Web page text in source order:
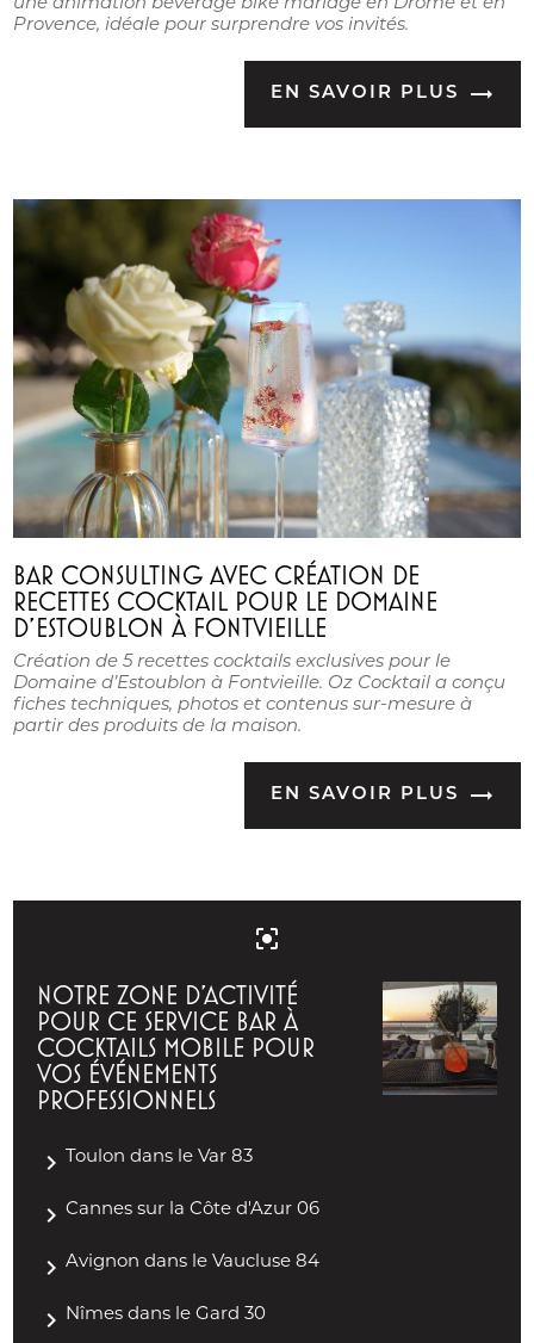
une animation beverage bike mariage en Drôme et en
Provence, idéale pour surprendre vos invités.
EN SAVOIR PLUS
BAR CONSULTING AVEC CRÉATION DE
RECETTES COCKTAIL POUR LE DOMAINE
D’ESTOUBLON À FONTVIEILLE
Création de 5 recettes cocktails exclusives pour le
Domaine d’Estoublon à Fontvieille. Oz Cocktail a conçu
fiches techniques, photos et contenus sur-mesure à
partir des produits de la maison.
EN SAVOIR PLUS
center_focus_strong
NOTRE ZONE D'ACTIVITÉ
POUR CE SERVICE BAR À
COCKTAILS MOBILE POUR
VOS ÉVÉNEMENTS
PROFESSIONNELS
navigate_next Toulon dans le Var 83
navigate_nextCannes sur la Côte d'Azur 06
navigate_nextAvignon dans le Vaucluse 84
navigate_next Nîmes dans le Gard 30